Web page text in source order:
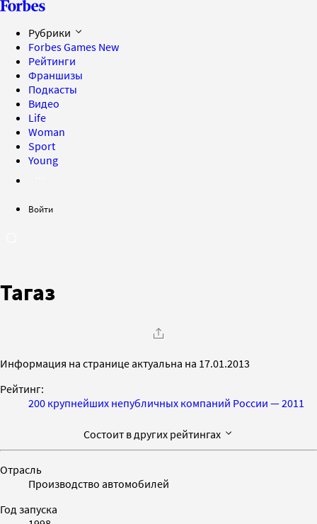
Рубрики
Forbes Games New
Рейтинги
Франшизы
Подкасты
Видео
Life
Woman
Sport
Young
Войти
Тагаз
Информация на странице актуальна на 17.01.2013
Рейтинг:
200 крупнейших непубличных компаний России — 2011
Состоит в других рейтингах
Отрасль
Производство автомобилей
Год запуска